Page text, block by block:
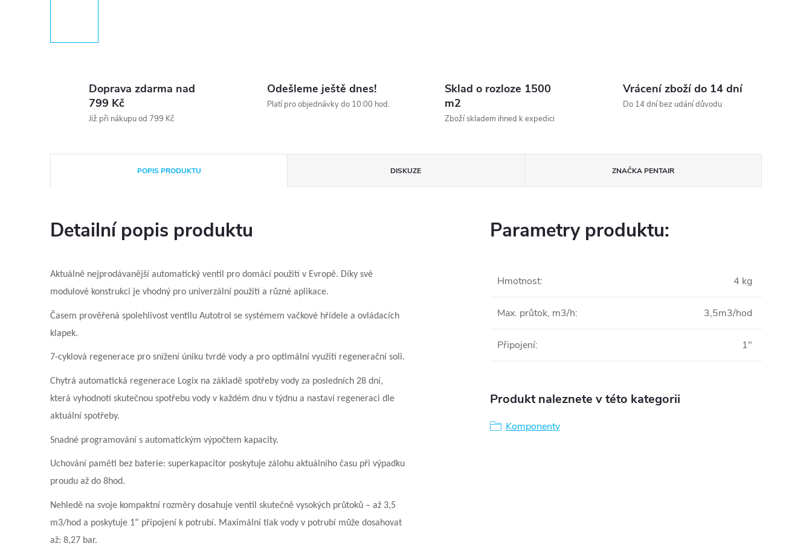
Doprava zdarma nad
799 Kč
Již při nákupu od 799 Kč
Odešleme ještě dnes!
Platí pro objednávky do 10:00 hod.
Sklad o rozloze 1500
m2
Zboží skladem ihned k expedici
Vrácení zboží do 14 dní
Do 14 dní bez udání důvodu
POPIS PRODUKTU DISKUZE ZNAČKAPENTAIR
Detailní popis produktu
Aktuálně nejprodávanější automatický ventil pro domácí použití v Evropě. Díky své
modulové konstrukci je vhodný pro univerzální použití a různé aplikace.
Časem prověřená spolehlivost ventilu Autotrol se systémem vačkové hřídele a ovládacích
klapek.
7-cyklová regenerace pro snížení úniku tvrdé vody a pro optimální využití regenerační soli.
Chytrá automatická regenerace Logix na základě spotřeby vody za posledních 28 dní,
která vyhodnotí skutečnou spotřebu vody v každém dnu v týdnu a nastaví regeneraci dle
aktuální spotřeby.
Snadné programování s automatickým výpočtem kapacity.
Uchování paměti bez baterie: superkapacitor poskytuje zálohu aktuálního času při výpadku
proudu až do 8hod.
Nehledě na svoje kompaktní rozměry dosahuje ventil skutečně vysokých průtoků – až 3,5
m3/hod a poskytuje 1“ připojení k potrubí. Maximální tlak vody v potrubí může dosahovat
až: 8,27 bar.
Parametry produktu:
Hmotnost: 4 kg
Max. průtok, m3/h: 3,5m3/hod
Připojení: 1"
Produkt naleznete v této kategorii
Komponenty